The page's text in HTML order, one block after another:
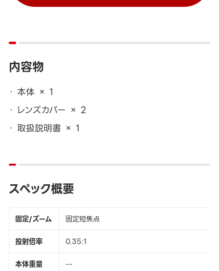
内容物
本体 × 1
レンズカバー × 2
取扱説明書 × 1
スペック概要
固定/ズーム
固定短焦点
投射倍率
0.35:1
本体重量
--